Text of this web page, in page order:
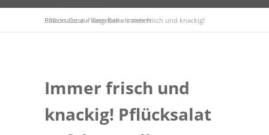
Balkon-Oase»Ratgeber»
Immer frisch und knackig! Pflücksalat auf dem Balkon ziehen
Immer frisch und
knackig! Pflücksalat